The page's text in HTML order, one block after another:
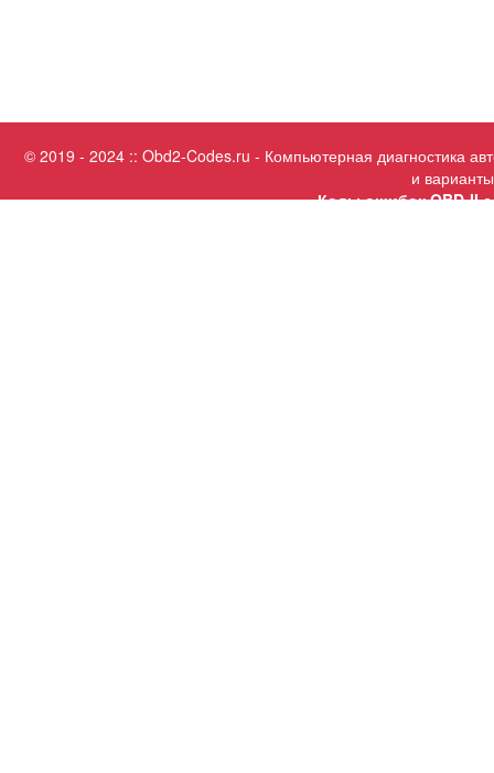
© 2019 - 2024 :: Obd2-Codes.ru - Компьютерная диагностика
и
Коды ошибок OBD-II